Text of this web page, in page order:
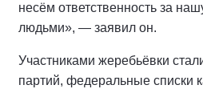
несём ответственность за
людьми», — заявил он.
Участниками жеребьёвки
партий, федеральные списки